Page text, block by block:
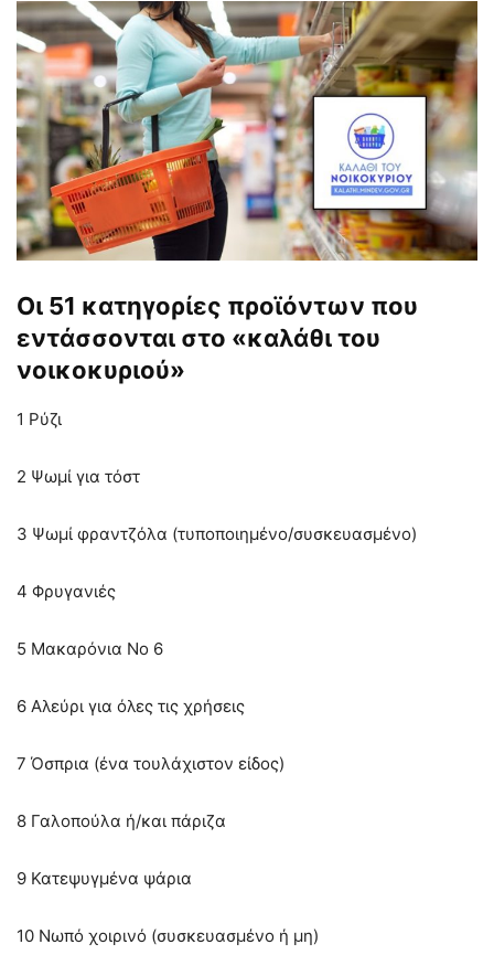
Οι 51 κατηγορίες προϊόντων που
εντάσσονται στο «καλάθι του
νοικοκυριού»
1 Ρύζι
2 Ψωμί για τόστ
3 Ψωμί φραντζόλα (τυποποιημένο/συσκευασμένο)
4 Φρυγανιές
5 Μακαρόνια Νο 6
6 Αλεύρι για όλες τις χρήσεις
7 Όσπρια (ένα τουλάχιστον είδος)
8 Γαλοπούλα ή/και πάριζα
9 Κατεψυγμένα ψάρια
10 Νωπό χοιρινό (συσκευασμένο ή μη)